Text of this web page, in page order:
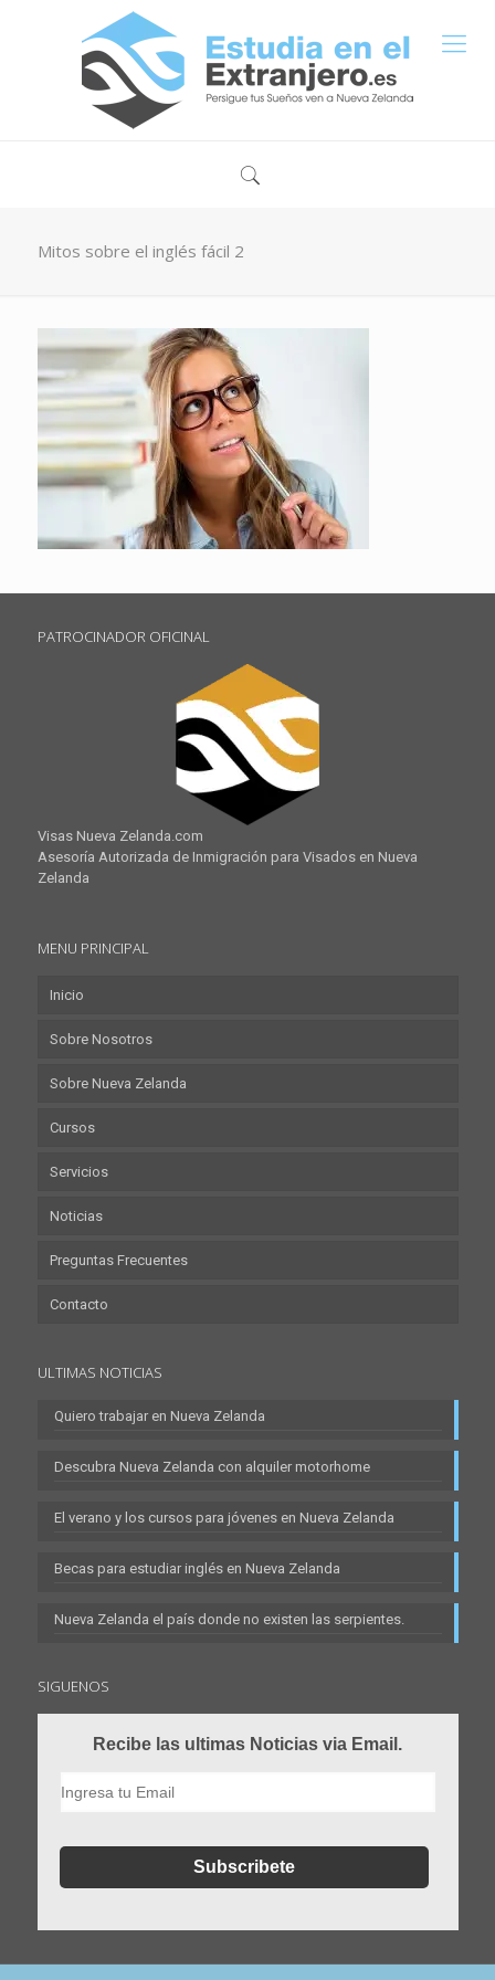
Mitos sobre el inglés fácil 2
PATROCINADOR OFICINAL
Visas Nueva Zelanda.com
Asesoría Autorizada de Inmigración para Visados en Nueva
Zelanda
MENU PRINCIPAL
Inicio
Sobre Nosotros
Sobre Nueva Zelanda
Cursos
Servicios
Noticias
Preguntas Frecuentes
Contacto
ULTIMAS NOTICIAS
Quiero trabajar en Nueva Zelanda
Descubra Nueva Zelanda con alquiler motorhome
El verano y los cursos para jóvenes en Nueva Zelanda
Becas para estudiar inglés en Nueva Zelanda
Nueva Zelanda el país donde no existen las serpientes.
SIGUENOS
Recibe las ultimas Noticias via Email.